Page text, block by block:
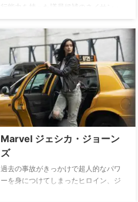
行能力を持った議員候補のネイサン・
ーマン、ヒロ・ナカムラ、人の心を読
むことができる警察官マット・パーク
マン、そして、他人の力をコピーでき
るピーター・ペトレリ。彼らはすべて
の力を手にしようとする凶悪な能力者
サイラーから世界を救おうとするのだ
った…。
Marvel ジェシカ・ジョーン
ズ
過去の事故がきっかけで超人的なパワ
ーを身につけてしまったヒロイン、ジ